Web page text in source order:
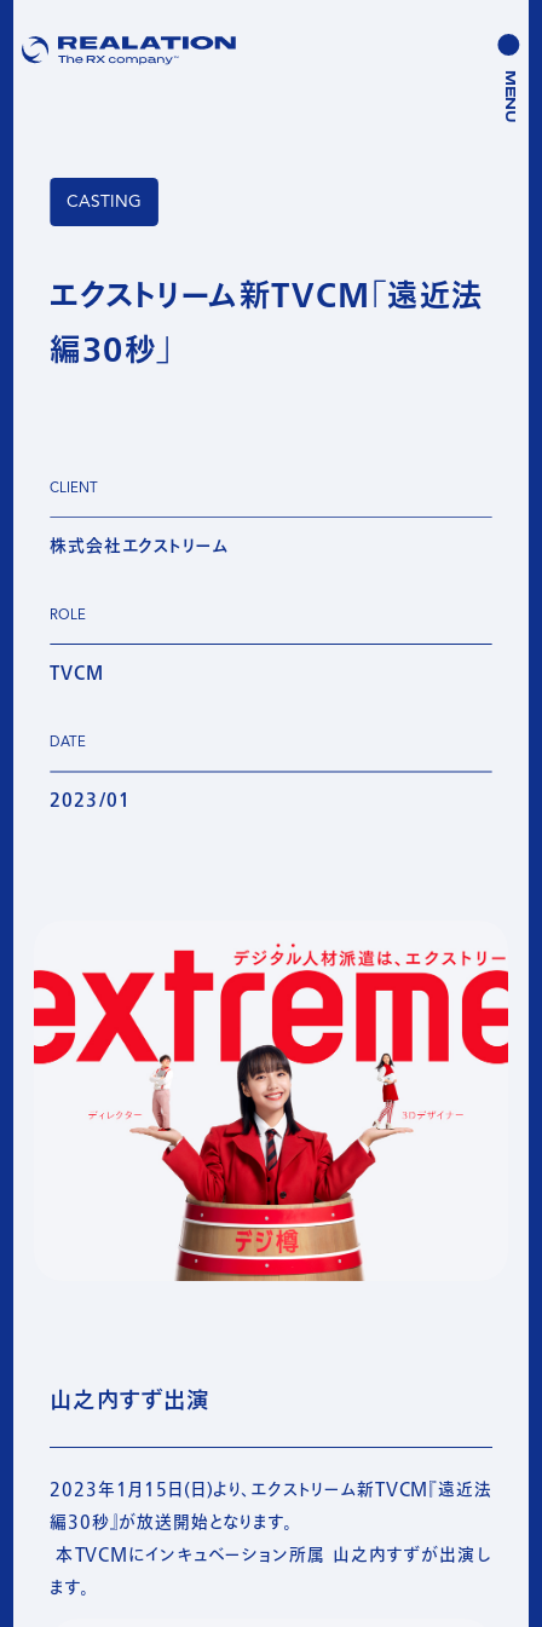
MENU
CASTING
エクストリーム新TVCM「遠近法
編30秒」
CLIENT
株式会社エクストリーム
ROLE
TVCM
DATE
2023/01
山之内すず出演
2023年1月15日(日)より、エクストリーム新TVCM『遠近法
編30秒』が放送開始となります。
本TVCMにインキュベーション所属 山之内すずが出演し
ます。